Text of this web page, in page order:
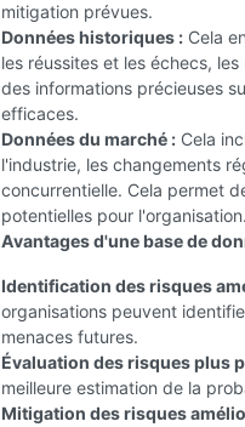
mitigation prévues.
Données historiques : Cela
les réussites et les échecs,
des informations précieuses
efficaces.
Données du marché : Cela
l'industrie, les changements
concurrentielle. Cela permet
potentielles pour l'organisation.
Avantages d'une base de
Identification des risques
organisations peuvent
menaces futures.
Évaluation des risques plus
meilleure estimation de la
Mitigation des risques